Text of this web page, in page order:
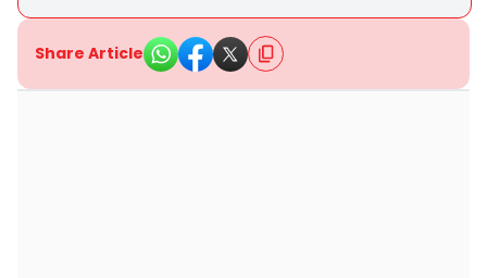
Share Article